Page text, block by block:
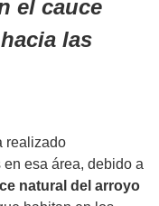
el cauce
las
realizado
esa área, debido a
natural del arroyo